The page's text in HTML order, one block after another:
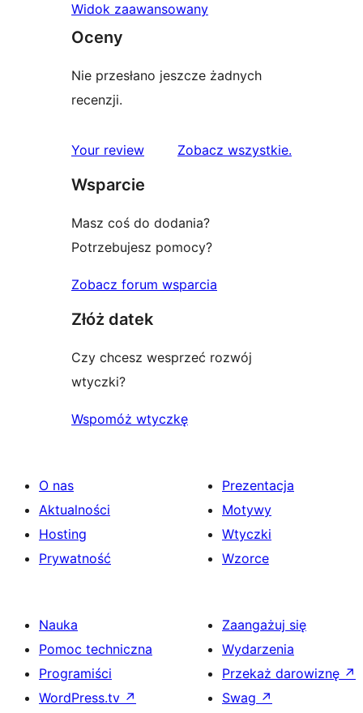
Widok zaawansowany
Oceny
Nie przesłano jeszcze żadnych
recenzji.
Your review Zobacz wszystkierecenzje
.
Wsparcie
Masz coś do dodania?
Potrzebujesz pomocy?
Zobacz forum wsparcia
Złóż datek
Czy chcesz wesprzeć rozwój
wtyczki?
Wspomóż wtyczkę
O nas
Aktualności
Hosting
Prywatność
Prezentacja
Motywy
Wtyczki
Wzorce
Nauka
Pomoc techniczna
Programiści
WordPress.tv ↗
Zaangażuj się
Wydarzenia
Przekaż darowiznę ↗
Swag ↗